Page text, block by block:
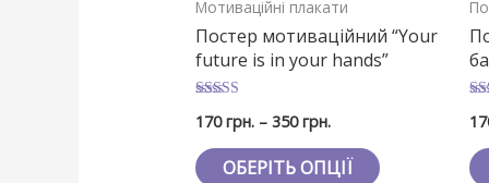
Мотиваційні плакати
Постер мотиваційний “Your
future is in your hands”
5
170грн.– 350грн.
ОБЕРІТЬ ОПЦІЇ
5